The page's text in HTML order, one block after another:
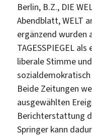
Berlin, B.Z., DIE
Abendblatt, WELT
ergänzend wurden
TAGESSPIEGEL
liberale Stimme
Beide Zeitungen
ausgewählten
Berichterstattung
Springer kann